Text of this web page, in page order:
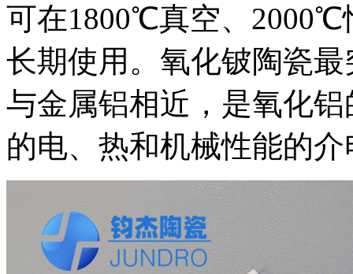
可在1800℃真空、
长期使用。氧化铍陶瓷
与金属铝相近，是氧化
的电、热和机械性能的